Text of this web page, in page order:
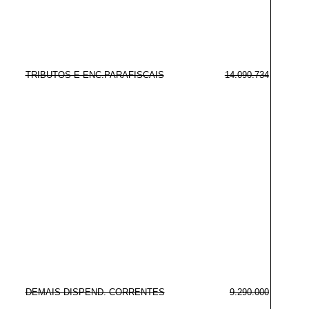
TRIBUTOS E ENC.PARAFISCAIS 14.090.734
DEMAIS DISPEND. CORRENTES 9.290.000